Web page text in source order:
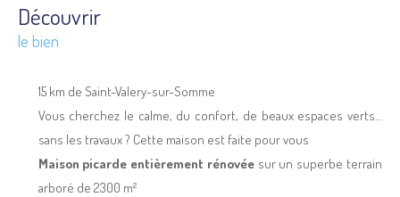
découvrir
le bien
15 km de Saint-Valery-sur-Somme
Vous cherchez le calme, du confort, de beaux espaces verts…
sans les travaux ? Cette maison est faite pour vous
Maison picarde entièrement rénovéesur un superbe terrain
arboré de 2300 m²